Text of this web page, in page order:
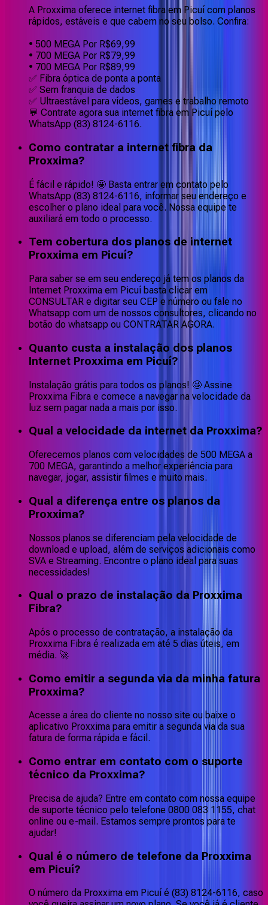
A Proxxima oferece internet fibra em Picuí com planos
rápidos, estáveis e que cabem no seu bolso. Confira:
• 500 MEGA Por R$69,99
• 700 MEGA Por R$79,99
• 700 MEGA Por R$89,99
✅ Fibra óptica de ponta a ponta
✅ Sem franquia de dados
✅ Ultraestável para vídeos, games e trabalho remoto
💬 Contrate agora sua internet fibra em Picuí pelo
WhatsApp (83) 8124-6116.
Como contratar a internet fibra da
Proxxima?
É fácil e rápido! 🤩 Basta entrar em contato pelo
WhatsApp (83) 8124-6116, informar seu endereço e
escolher o plano ideal para você. Nossa equipe te
auxiliará em todo o processo.
Tem cobertura dos planos de internet
Proxxima em Picuí?
Para saber se em seu endereço já tem os planos da
Internet Proxxima em Picuí basta clicar em
CONSULTAR e digitar seu CEP e número ou fale no
Whatsapp com um de nossos consultores, clicando no
botão do whatsapp ou CONTRATAR AGORA.
Quanto custa a instalação dos planos
Internet Proxxima em Picuí?
Instalação grátis para todos os planos! 🤩 Assine
Proxxima Fibra e comece a navegar na velocidade da
luz sem pagar nada a mais por isso.
Qual a velocidade da internet da Proxxima?
Oferecemos planos com velocidades de 500 MEGA a
700 MEGA, garantindo a melhor experiência para
navegar, jogar, assistir filmes e muito mais.
Qual a diferença entre os planos da
Proxxima?
Nossos planos se diferenciam pela velocidade de
download e upload, além de serviços adicionais como
SVA e Streaming. Encontre o plano ideal para suas
necessidades!
Qual o prazo de instalação da Proxxima
Fibra?
Após o processo de contratação, a instalação da
Proxxima Fibra é realizada em até 5 dias úteis, em
média. 🚀
Como emitir a segunda via da minha fatura
Proxxima?
Acesse a área do cliente no nosso site ou baixe o
aplicativo Proxxima para emitir a segunda via da sua
fatura de forma rápida e fácil.
Como entrar em contato com o suporte
técnico da Proxxima?
Precisa de ajuda? Entre em contato com nossa equipe
de suporte técnico pelo telefone 0800 083 1155, chat
online ou e-mail. Estamos sempre prontos para te
ajudar!
Qual é o número de telefone da Proxxima
em Picuí?
O número da Proxxima em Picuí é (83) 8124-6116, caso